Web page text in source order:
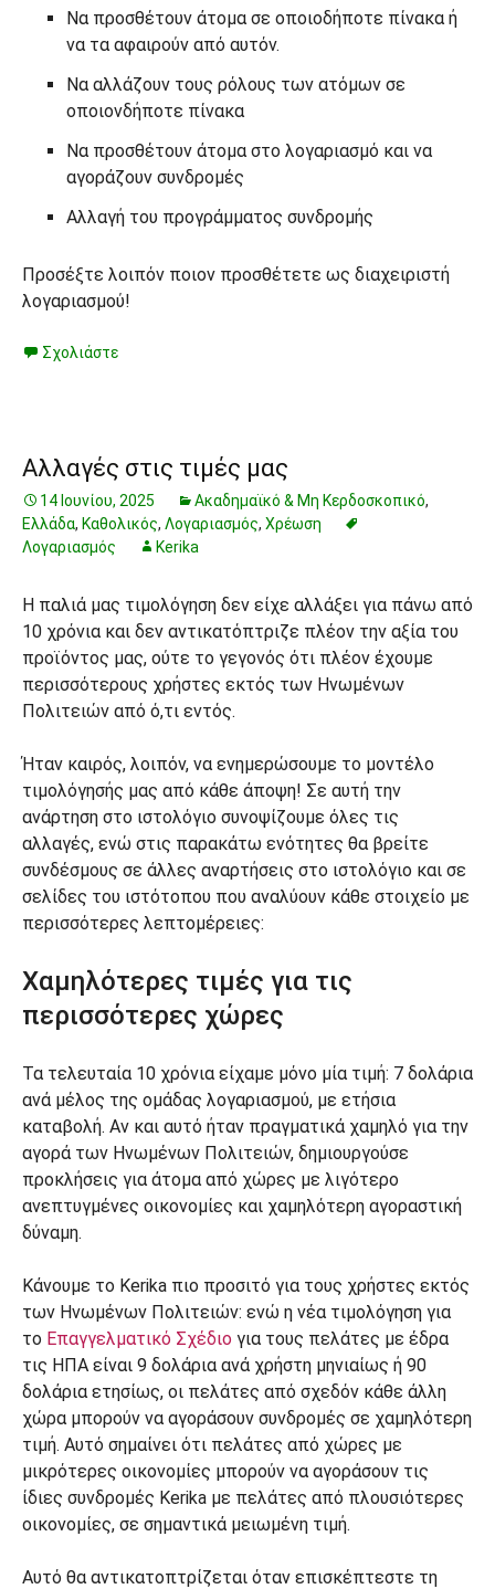
Να προσθέτουν άτομα σε οποιοδήποτε πίνακα ή
να τα αφαιρούν από αυτόν.
Να αλλάζουν τους ρόλους των ατόμων σε
οποιονδήποτε πίνακα
Να προσθέτουν άτομα στο λογαριασμό και να
αγοράζουν συνδρομές
Αλλαγή του προγράμματος συνδρομής
Προσέξτε λοιπόν ποιον προσθέτετε ως διαχειριστή
λογαριασμού!
Σχολιάστε
Αλλαγές στις τιμές μας
14 Ιουνίου, 2025 Ακαδημαϊκό & Μη Κερδοσκοπικό,
Ελλάδα, Καθολικός, Λογαριασμός, Χρέωση
Λογαριασμός
Kerika
Η παλιά μας τιμολόγηση δεν είχε αλλάξει για πάνω από
10 χρόνια και δεν αντικατόπτριζε πλέον την αξία του
προϊόντος μας, ούτε το γεγονός ότι πλέον έχουμε
περισσότερους χρήστες εκτός των Ηνωμένων
Πολιτειών από ό,τι εντός.
Ήταν καιρός, λοιπόν, να ενημερώσουμε το μοντέλο
τιμολόγησής μας από κάθε άποψη! Σε αυτή την
ανάρτηση στο ιστολόγιο συνοψίζουμε όλες τις
αλλαγές, ενώ στις παρακάτω ενότητες θα βρείτε
συνδέσμους σε άλλες αναρτήσεις στο ιστολόγιο και σε
σελίδες του ιστότοπου που αναλύουν κάθε στοιχείο με
περισσότερες λεπτομέρειες:
Χαμηλότερες τιμές για τις
περισσότερες χώρες
Τα τελευταία 10 χρόνια είχαμε μόνο μία τιμή: 7 δολάρια
ανά μέλος της ομάδας λογαριασμού, με ετήσια
καταβολή. Αν και αυτό ήταν πραγματικά χαμηλό για την
αγορά των Ηνωμένων Πολιτειών, δημιουργούσε
προκλήσεις για άτομα από χώρες με λιγότερο
ανεπτυγμένες οικονομίες και χαμηλότερη αγοραστική
δύναμη.
Κάνουμε το Kerika πιο προσιτό για τους χρήστες εκτός
των Ηνωμένων Πολιτειών: ενώ η νέα τιμολόγηση για
το Επαγγελματικό Σχέδιο για τους πελάτες με έδρα
τις ΗΠΑ είναι 9 δολάρια ανά χρήστη μηνιαίως ή 90
δολάρια ετησίως, οι πελάτες από σχεδόν κάθε άλλη
χώρα μπορούν να αγοράσουν συνδρομές σε χαμηλότερη
τιμή. Αυτό σημαίνει ότι πελάτες από χώρες με
μικρότερες οικονομίες μπορούν να αγοράσουν τις
ίδιες συνδρομές Kerika με πελάτες από πλουσιότερες
οικονομίες, σε σημαντικά μειωμένη τιμή.
Αυτό θα αντικατοπτρίζεται όταν επισκέπτεστε τη